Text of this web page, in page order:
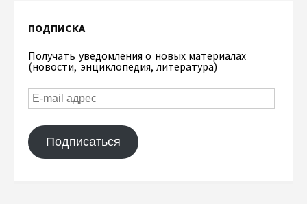
ПОДПИСКА
Получать уведомления о новых материалах
(новости, энциклопедия, литература)
Подписаться